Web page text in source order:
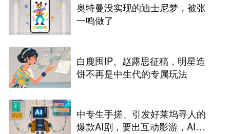
奥特曼没实现的迪士尼梦，被张
一鸣做了
白鹿囤IP、赵露思征稿，明星造
饼不再是中生代的专属玩法
中专生手搓、引发好莱坞寻人的
爆款AI剧，要出互动影游，AI剧